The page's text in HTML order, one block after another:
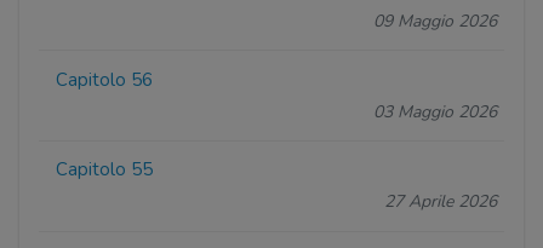
09 Maggio 2026
Capitolo 56
03 Maggio 2026
Capitolo 55
27 Aprile 2026